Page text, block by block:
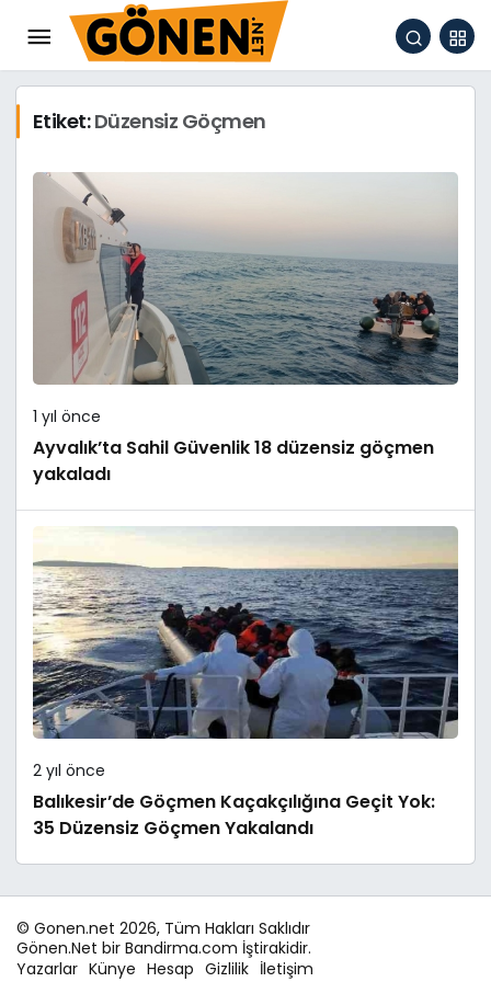
Etiket:Düzensiz Göçmen
1 yıl önce
Ayvalık’ta Sahil Güvenlik 18 düzensiz göçmen
yakaladı
2 yıl önce
Balıkesir’de Göçmen Kaçakçılığına Geçit Yok:
35 Düzensiz Göçmen Yakalandı
© Gonen.net 2026, Tüm Hakları Saklıdır
Gönen.Net bir Bandirma.com İştirakidir.
Yazarlar Künye Hesap Gizlilik İletişim